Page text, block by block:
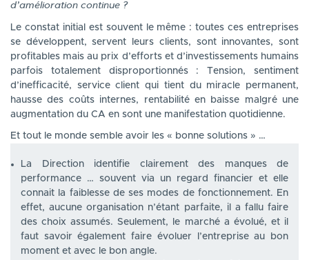
d’amélioration continue ?
Le constat initial est souvent le même : toutes ces entreprises
se développent, servent leurs clients, sont innovantes, sont
profitables mais au prix d’efforts et d’investissements humains
parfois totalement disproportionnés : Tension, sentiment
d’inefficacité, service client qui tient du miracle permanent,
hausse des coûts internes, rentabilité en baisse malgré une
augmentation du CA en sont une manifestation quotidienne.
Et tout le monde semble avoir les « bonne solutions » …
La Direction identifie clairement des manques de
performance … souvent via un regard financier et elle
connait la faiblesse de ses modes de fonctionnement. En
effet, aucune organisation n’étant parfaite, il a fallu faire
des choix assumés. Seulement, le marché a évolué, et il
faut savoir également faire évoluer l’entreprise au bon
moment et avec le bon angle.